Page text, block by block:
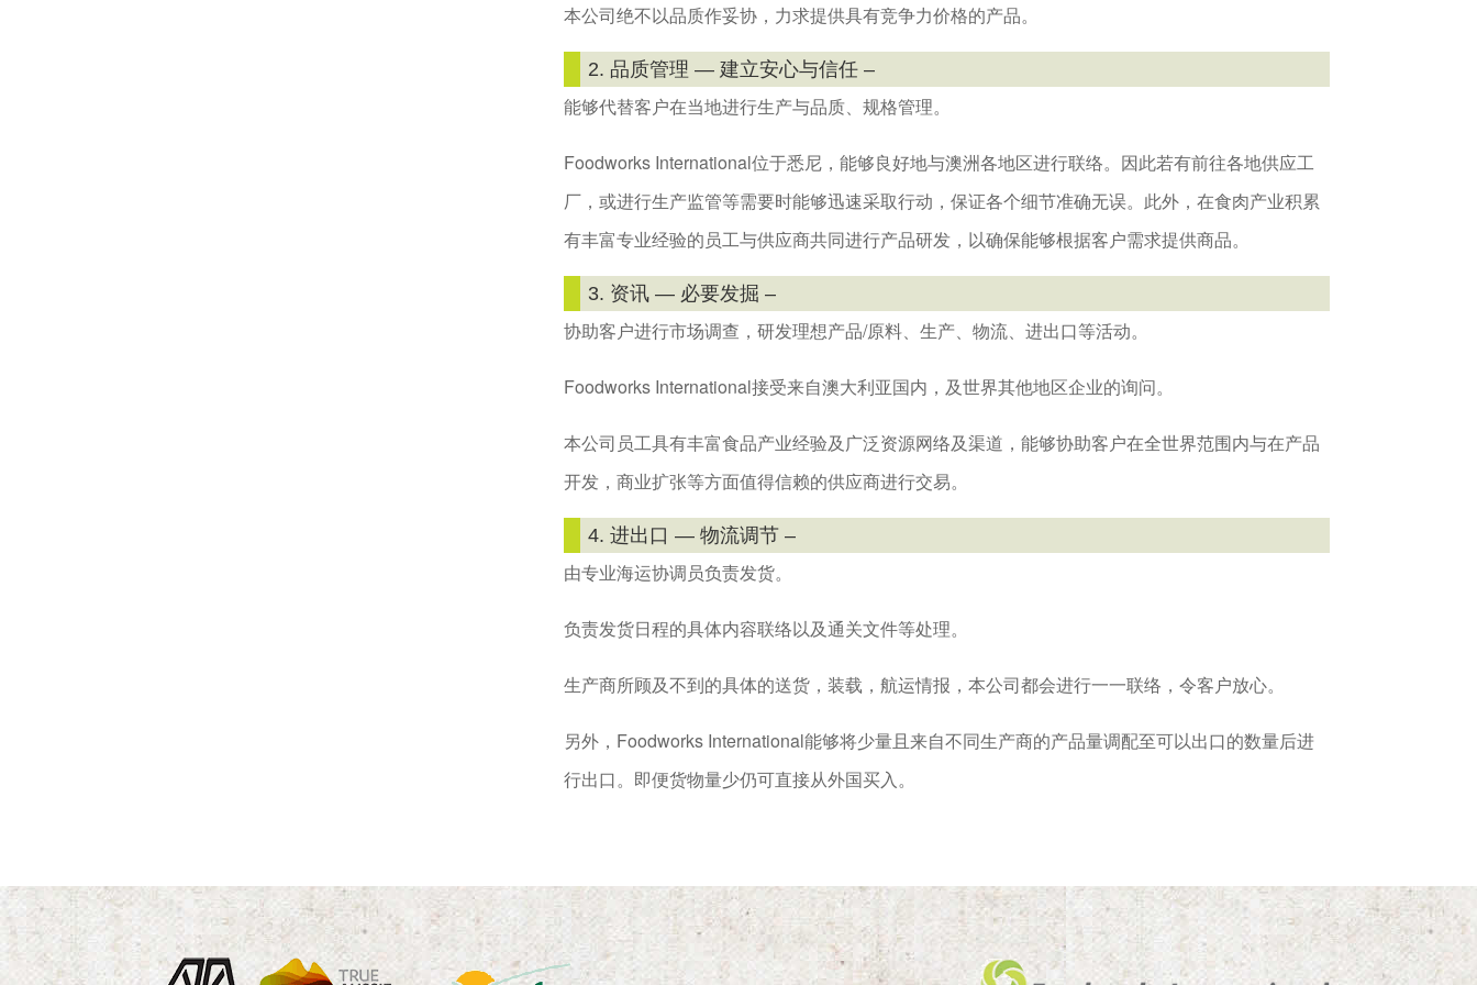
本公司绝不以品质作妥协，力求提供具有竞争力价格的产品。
2. 品质管理 — 建立安心与信任 –
能够代替客户在当地进行生产与品质、规格管理。
Foodworks International位于悉尼，能够良好地与澳洲各地区进行联络。因此若有前往各地供应工
厂，或进行生产监管等需要时能够迅速采取行动，保证各个细节准确无误。此外，在食肉产业积累
有丰富专业经验的员工与供应商共同进行产品研发，以确保能够根据客户需求提供商品。
3. 资讯 — 必要发掘 –
协助客户进行市场调查，研发理想产品/原料、生产、物流、进出口等活动。
Foodworks International接受来自澳大利亚国内，及世界其他地区企业的询问。
本公司员工具有丰富食品产业经验及广泛资源网络及渠道，能够协助客户在全世界范围内与在产品
开发，商业扩张等方面值得信赖的供应商进行交易。
4. 进出口 — 物流调节 –
由专业海运协调员负责发货。
负责发货日程的具体内容联络以及通关文件等处理。
生产商所顾及不到的具体的送货，装载，航运情报，本公司都会进行一一联络，令客户放心。
另外，Foodworks International能够将少量且来自不同生产商的产品量调配至可以出口的数量后进
行出口。即便货物量少仍可直接从外国买入。